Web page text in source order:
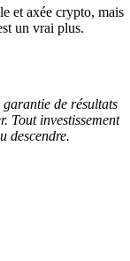
et axée crypto, mais
un vrai plus.
garantie de résultats
Tout investissement
descendre.